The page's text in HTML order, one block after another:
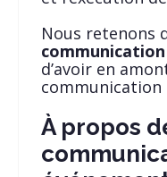
Nous retenons
d’avoir en
À propos